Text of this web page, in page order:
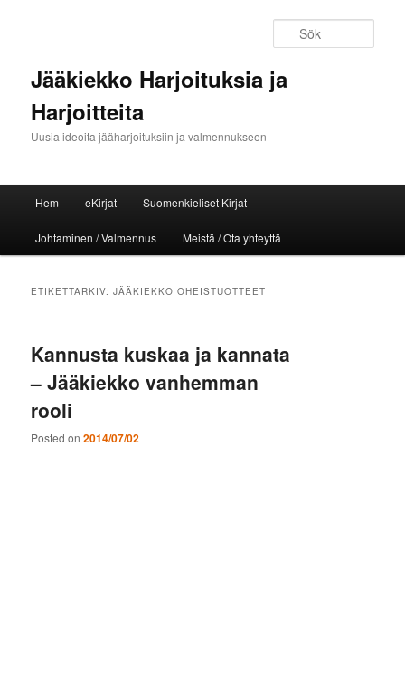
Jääkiekko Harjoituksia ja
Harjoitteita
Uusia ideoita jääharjoituksiin ja valmennukseen
Hoppa till huvudinnehåll
Hoppa till sekundärt innehåll
Hem eKirjat Suomenkieliset Kirjat
Johtaminen / Valmennus Meistä / Ota yhteyttä
ETIKETTARKIV:JÄÄKIEKKO OHEISTUOTTEET
Kannusta kuskaa ja kannata
– Jääkiekko vanhemman
rooli
Posted on2014/07/02